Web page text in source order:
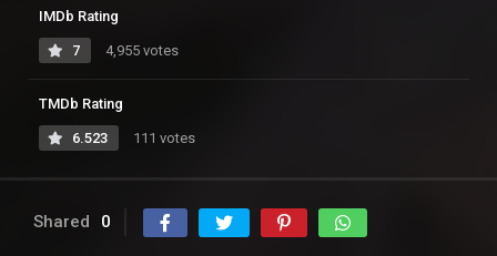
IMDb Rating
7 4,955 votes
TMDb Rating
6.523 111 votes
Shared 0